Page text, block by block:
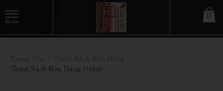
0
Chính Sách Mua Hàng Online